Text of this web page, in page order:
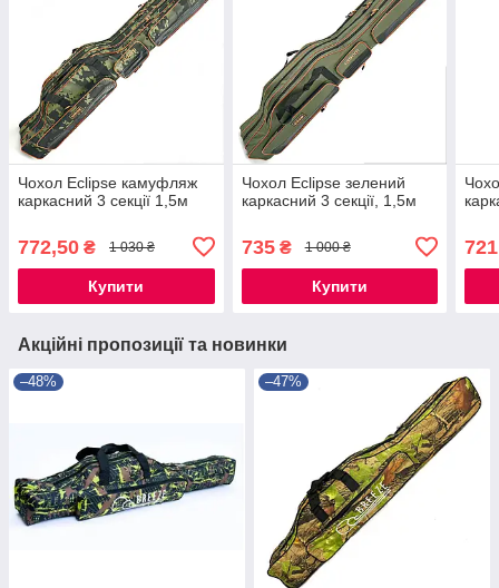
Чохол Eclipse камуфляж
каркасний 3 секції 1,5м
772,50 ₴ 1 030 ₴
Купити
Чохол Eclipse зелений
каркасний 3 секції, 1,5м
735₴ 1 000 ₴
Купити
721
Акційні пропозиції та новинки
–48% –47%